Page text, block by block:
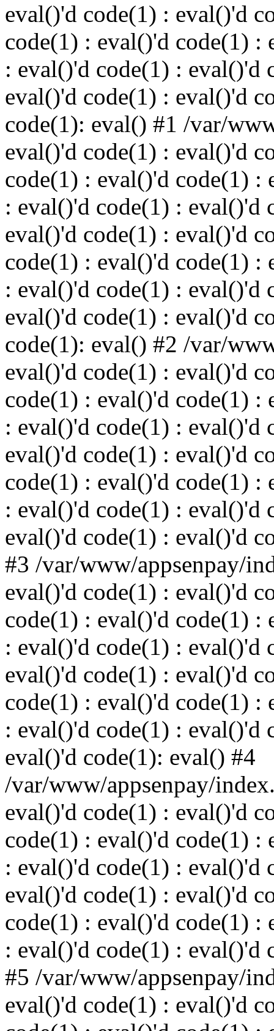
eval()'d code(1) : eval()'d
code(1) : eval()'d code(1) :
: eval()'d code(1) : eval()'d
eval()'d code(1) : eval()'d
code(1): eval() #1 /var/
eval()'d code(1) : eval()'d
code(1) : eval()'d code(1) :
: eval()'d code(1) : eval()'d
eval()'d code(1) : eval()'d
code(1) : eval()'d code(1) :
: eval()'d code(1) : eval()'d
eval()'d code(1) : eval()'d
code(1): eval() #2 /var/
eval()'d code(1) : eval()'d
code(1) : eval()'d code(1) :
: eval()'d code(1) : eval()'d
eval()'d code(1) : eval()'d
code(1) : eval()'d code(1) :
: eval()'d code(1) : eval()'d
eval()'d code(1) : eval()'d
#3 /var/www/appsenpay/
eval()'d code(1) : eval()'d
code(1) : eval()'d code(1) :
: eval()'d code(1) : eval()'d
eval()'d code(1) : eval()'d
code(1) : eval()'d code(1) :
: eval()'d code(1) : eval()'d
eval()'d code(1): eval() #4
/var/www/appsenpay/
eval()'d code(1) : eval()'d
code(1) : eval()'d code(1) :
: eval()'d code(1) : eval()'d
eval()'d code(1) : eval()'d
code(1) : eval()'d code(1) :
: eval()'d code(1) : eval()'d
#5 /var/www/appsenpay/
eval()'d code(1) : eval()'d